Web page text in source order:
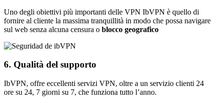
Uno degli obiettivi più importanti delle VPN IbVPN è quello di
fornire al cliente la massima tranquillità in modo che possa navigare
sul web senza alcuna censura o blocco geografico
6. Qualità del supporto
IbVPN, offre eccellenti servizi VPN, oltre a un servizio clienti 24
ore su 24, 7 giorni su 7, che funziona tutto l’anno.